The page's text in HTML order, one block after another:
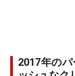
2017年の